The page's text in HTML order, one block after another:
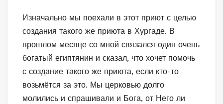
Изначально мы поехали в этот приют с целью
создания такого же приюта в Хургаде. В
прошлом месяце со мной связался один очень
богатый египтянин и сказал, что хочет помочь
с создание такого же приюта, если кто-то
возьмётся за это. Мы церковью долго
молились и спрашивали и Бога, от Него ли